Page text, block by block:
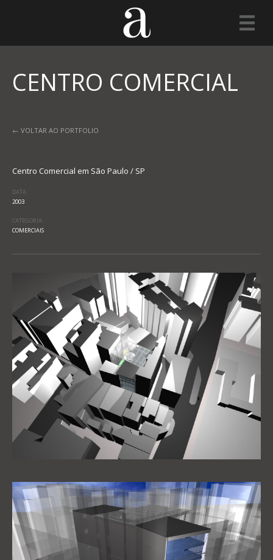
CENTRO COMERCIAL
← VOLTAR AO PORTFOLIO
Centro Comercial em São Paulo / SP
DATA:
2003
CATEGORIA:
COMERCIAIS